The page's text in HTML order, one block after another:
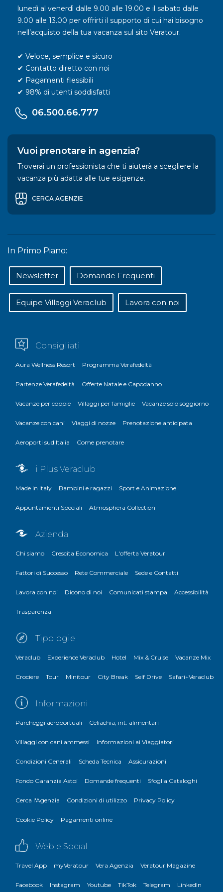
lunedì al venerdì dalle 9.00 alle 19.00 e il sabato dalle
9.00 alle 13.00 per offrirti il supporto di cui hai bisogno
nell’acquisto della tua vacanza sul sito Veratour.
✔ Veloce, semplice e sicuro
✔ Contatto diretto con noi
✔ Pagamenti flessibili
✔ 98% di utenti soddisfatti
06.500.66.777
Vuoi prenotare in agenzia?
Troverai un professionista che ti aiuterà a scegliere la
vacanza più adatta alle tue esigenze.
CERCA AGENZIE
In Primo Piano:
Newsletter Domande Frequenti
Equipe Villaggi Veraclub Lavora con noi
Consigliati
Aura Wellness Resort Programma Verafedeltà
Partenze Verafedeltà Offerte Natale e Capodanno
Vacanze per coppie Villaggi per famiglie Vacanze solo soggiorno
Vacanze con cani Viaggi di nozze Prenotazione anticipata
Aeroporti sud Italia Come prenotare
i Plus Veraclub
Made in Italy Bambini e ragazzi Sport e Animazione
Appuntamenti Speciali Atmosphera Collection
Azienda
Chi siamo Crescita Economica L'offerta Veratour
Fattori di Successo Rete Commerciale Sede e Contatti
Lavora con noi Dicono di noi Comunicati stampa Accessibilità
Trasparenza
Tipologie
Veraclub Experience Veraclub Hotel Mix & Cruise Vacanze Mix
Crociere Tour Minitour City Break Self Drive Safari+Veraclub
Informazioni
Parcheggi aeroportuali Celiachia, int. alimentari
Villaggi con cani ammessi Informazioni ai Viaggiatori
Condizioni Generali Scheda Tecnica Assicurazioni
Fondo Garanzia Astoi Domande frequenti Sfoglia Cataloghi
Cerca l'Agenzia Condizioni di utilizzo Privacy Policy
Cookie Policy Pagamenti online
Web e Social
Travel App myVeratour Vera Agenzia Veratour Magazine
Facebook Instagram Youtube TikTok Telegram LinkedIn